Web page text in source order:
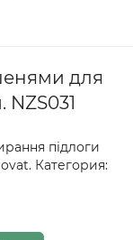
для
підлоги
Категория: